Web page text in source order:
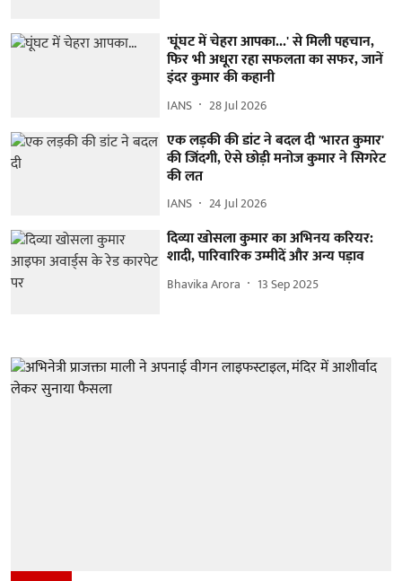
'घूंघट में चेहरा आपका...' से मिली पहचान,
फिर भी अधूरा रहा सफलता का सफर, जानें
इंदर कुमार की कहानी
IANS 28 Jul 2026
एक लड़की की डांट ने बदल दी 'भारत कुमार'
की जिंदगी, ऐसे छोड़ी मनोज कुमार ने सिगरेट
की लत
IANS 24 Jul 2026
दिव्या खोसला कुमार का अभिनय करियर:
शादी, पारिवारिक उम्मीदें और अन्य पड़ाव
Bhavika Arora 13 Sep 2025